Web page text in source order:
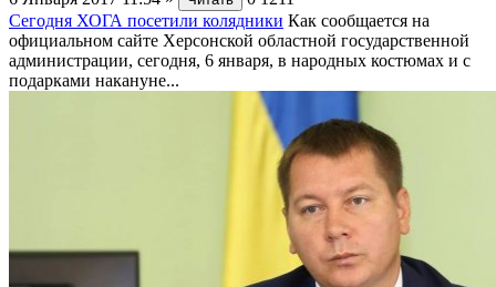
Сегодня ХОГА посетили колядники Как сообщается на
официальном сайте Херсонской областной государственной
администрации, сегодня, 6 января, в народных костюмах и с
подарками накануне...